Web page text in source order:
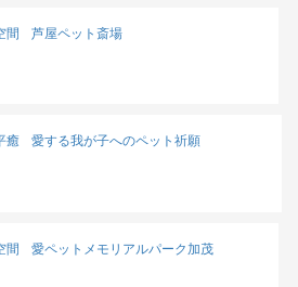
間 芦屋ペット斎場
癒 愛する我が子へのペット祈願
間 愛ペットメモリアルパーク加茂